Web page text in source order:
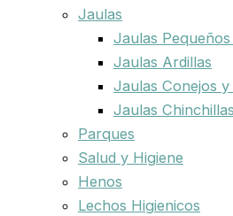
Jaulas
Jaulas
Jaulas Ardillas
Jaulas Conejos
Jaulas Chinchillas
Parques
Salud y Higiene
Henos
Lechos Higienicos